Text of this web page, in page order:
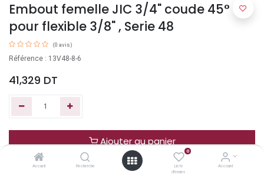
Accueil Recherche
0
Liste
d'envies
Account
Embout femelle JIC 3/4" coude 45°
pour flexible 3/8" , Serie 48
(0 avis)
Référence : 13V48-8-6
41,329 DT
Ajouter au panier
Acheter maintenant